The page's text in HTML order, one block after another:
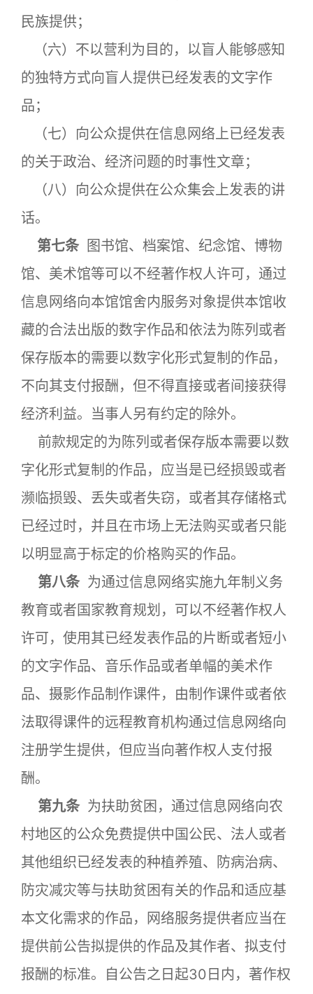
民族提供；
（六）不以营利为目的，以盲人能够感知
的独特方式向盲人提供已经发表的文字作
品；
（七）向公众提供在信息网络上已经发表
的关于政治、经济问题的时事性文章；
（八）向公众提供在公众集会上发表的讲
话。
第七条 图书馆、档案馆、纪念馆、博物
馆、美术馆等可以不经著作权人许可，通过
信息网络向本馆馆舍内服务对象提供本馆收
藏的合法出版的数字作品和依法为陈列或者
保存版本的需要以数字化形式复制的作品，
不向其支付报酬，但不得直接或者间接获得
经济利益。当事人另有约定的除外。
前款规定的为陈列或者保存版本需要以数
字化形式复制的作品，应当是已经损毁或者
濒临损毁、丢失或者失窃，或者其存储格式
已经过时，并且在市场上无法购买或者只能
以明显高于标定的价格购买的作品。
第八条 为通过信息网络实施九年制义务
教育或者国家教育规划，可以不经著作权人
许可，使用其已经发表作品的片断或者短小
的文字作品、音乐作品或者单幅的美术作
品、摄影作品制作课件，由制作课件或者依
法取得课件的远程教育机构通过信息网络向
注册学生提供，但应当向著作权人支付报
酬。
第九条 为扶助贫困，通过信息网络向农
村地区的公众免费提供中国公民、法人或者
其他组织已经发表的种植养殖、防病治病、
防灾减灾等与扶助贫困有关的作品和适应基
本文化需求的作品，网络服务提供者应当在
提供前公告拟提供的作品及其作者、拟支付
报酬的标准。自公告之日起30日内，著作权